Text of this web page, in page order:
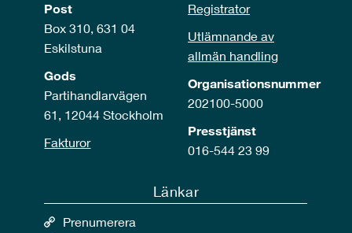
Post
Box 310, 631 04
Eskilstuna
Gods
Partihandlarvägen
61, 12044 Stockholm
Fakturor
Registrator
Utlämnande av
allmän handling
Organisationsnummer
202100-5000
Presstjänst
016-544 23 99
Länkar
Prenumerera